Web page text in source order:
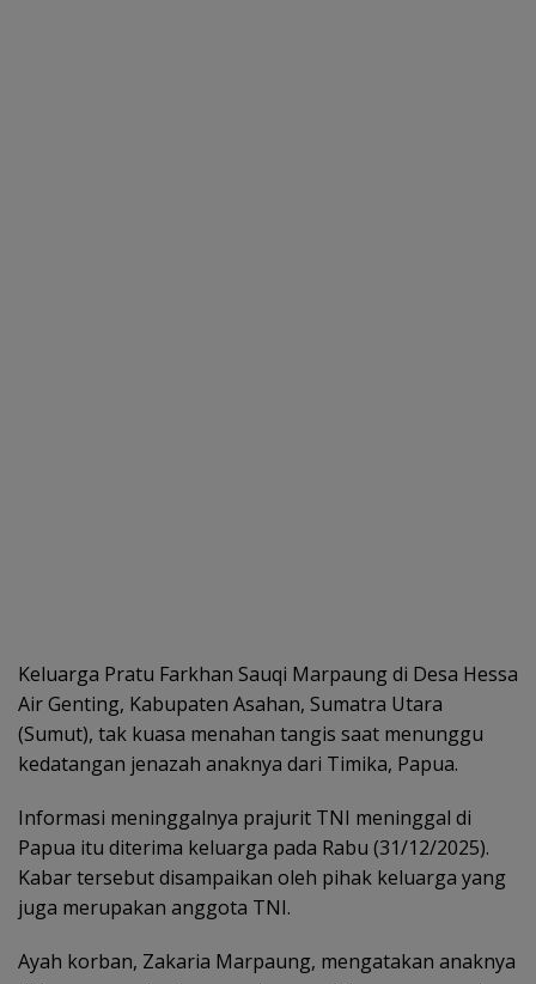
Keluarga Pratu Farkhan Sauqi Marpaung di Desa Hessa
Air Genting, Kabupaten Asahan, Sumatra Utara
(Sumut), tak kuasa menahan tangis saat menunggu
kedatangan jenazah anaknya dari Timika, Papua.
Informasi meninggalnya prajurit TNI meninggal di
Papua itu diterima keluarga pada Rabu (31/12/2025).
Kabar tersebut disampaikan oleh pihak keluarga yang
juga merupakan anggota TNI.
Ayah korban, Zakaria Marpaung, mengatakan anaknya